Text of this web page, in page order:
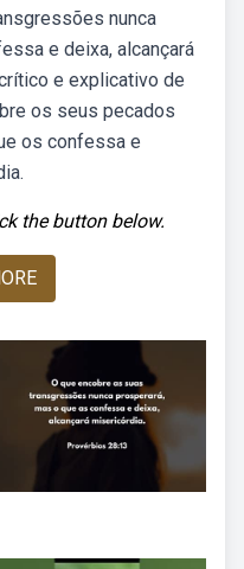
nunca
e deixa, alcançará
e explicativo de
os seus pecados
os confessa e
the button below.